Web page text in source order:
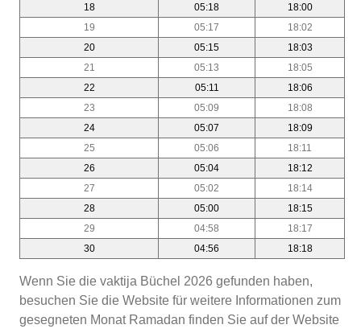
18
05:18
18:00
19
05:17
18:02
20
05:15
18:03
21
05:13
18:05
22
05:11
18:06
23
05:09
18:08
24
05:07
18:09
25
05:06
18:11
26
05:04
18:12
27
05:02
18:14
28
05:00
18:15
29
04:58
18:17
30
04:56 18:18
Wenn Sie die vaktija Büchel 2026 gefunden haben,
besuchen Sie die Website für weitere Informationen zum
gesegneten Monat Ramadan finden Sie auf der Website